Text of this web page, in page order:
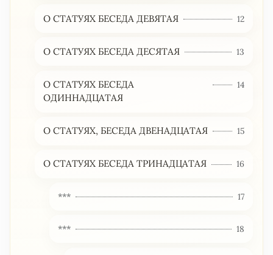
О СТАТУЯХ БЕСЕДА ДЕВЯТАЯ 12
О СТАТУЯХ БЕСЕДА ДЕСЯТАЯ 13
О СТАТУЯХ БЕСЕДА
ОДИННАДЦАТАЯ
14
О СТАТУЯХ, БЕСЕДА ДВЕНАДЦАТАЯ 15
О СТАТУЯХ БЕСЕДА ТРИНАДЦАТАЯ 16
*** 17
*** 18